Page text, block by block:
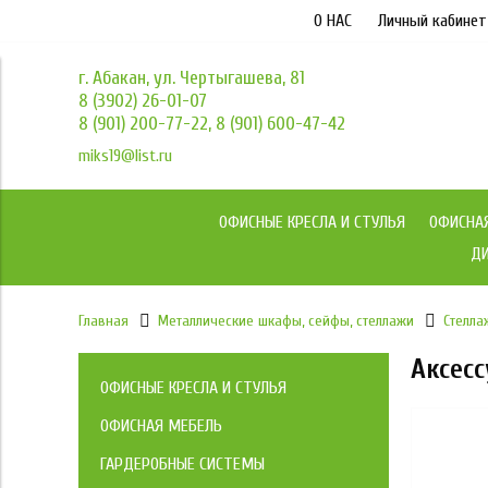
О НАС Личный кабинет
г. Абакан, ул. Чертыгашева, 81
8 (3902) 26-01-07
8 (901) 200-77-22, 8 (901) 600-47-42
miks19@list.ru
ОФИСНЫЕ КРЕСЛА И СТУЛЬЯ
Главная Металлические шкафы, сейфы, стеллажи
ОФИСНЫЕ КРЕСЛА И СТУЛЬЯ
Коллекция кресел МКС
Кресла Йога / YOGA
ОФИСНАЯ МЕБЕЛЬ
Мебель для персонала
ГАРДЕРОБНЫЕ СИСТЕМЫ